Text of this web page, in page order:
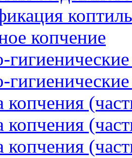
копчение
копчения
копчения
копчения